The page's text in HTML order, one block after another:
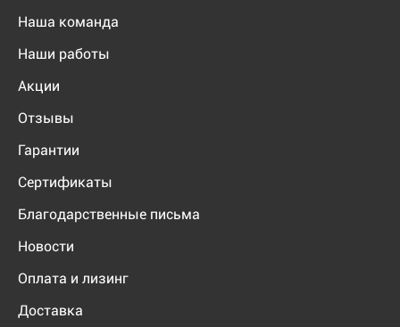
Наша команда
Наши работы
Акции
Отзывы
Гарантии
Сертификаты
Благодарственные письма
Новости
Оплата и лизинг
Доставка